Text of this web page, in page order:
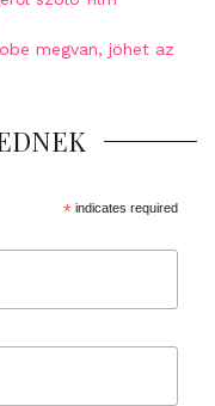
megvan, jöhet az
*indicates required